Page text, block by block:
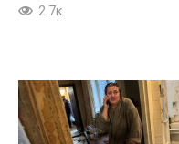
2.7к.